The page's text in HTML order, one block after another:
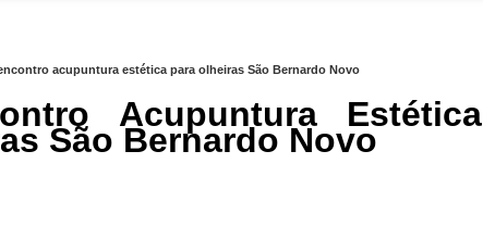
acupuntura estética para olheiras São Bernardo Novo
Acupuntura Estética
São Bernardo Novo